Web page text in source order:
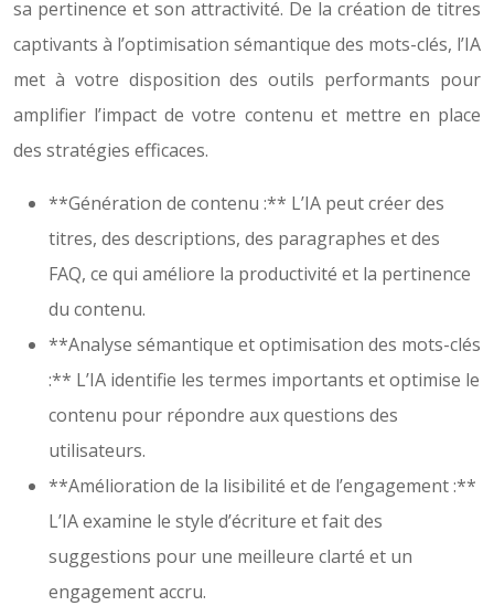
sa pertinence et son attractivité. De la création de titres
captivants à l’optimisation sémantique des mots-clés, l’IA
met à votre disposition des outils performants pour
amplifier l’impact de votre contenu et mettre en place
des stratégies efficaces.
**Génération de contenu :** L’IA peut créer des
titres, des descriptions, des paragraphes et des
FAQ, ce qui améliore la productivité et la pertinence
du contenu.
**Analyse sémantique et optimisation des mots-clés
:** L’IA identifie les termes importants et optimise le
contenu pour répondre aux questions des
utilisateurs.
**Amélioration de la lisibilité et de l’engagement :**
L’IA examine le style d’écriture et fait des
suggestions pour une meilleure clarté et un
engagement accru.